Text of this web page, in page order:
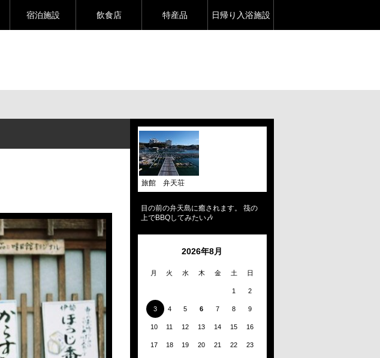
宿泊施設 飲食店 特産品 日帰り入浴施設
旅館 弁天荘
目の前の弁天島に癒されます。 筏の
上でBBQしてみたい🎶
2026年8月
月 火 水 木 金 土 日
1 2
3 4 5 6 7 8 9
10 11 12 13 14 15 16
17 18 19 20 21 22 23